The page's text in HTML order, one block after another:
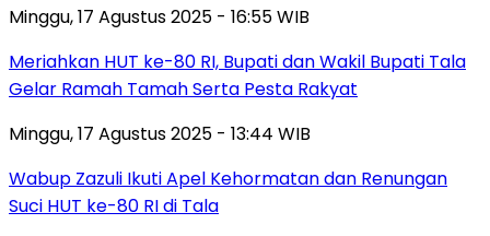
Minggu, 17 Agustus 2025 - 16:55 WIB
Meriahkan HUT ke-80 RI, Bupati dan Wakil Bupati Tala
Gelar Ramah Tamah Serta Pesta Rakyat
Minggu, 17 Agustus 2025 - 13:44 WIB
Wabup Zazuli Ikuti Apel Kehormatan dan Renungan
Suci HUT ke-80 RI di Tala